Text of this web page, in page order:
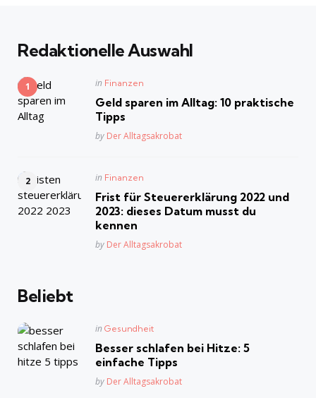
Redaktionelle Auswahl
Posted
in Finanzen
Geld sparen im Alltag: 10 praktische
Tipps
Posted
by Der Alltagsakrobat
Posted
in Finanzen
Frist für Steuererklärung 2022 und
2023: dieses Datum musst du
kennen
Posted
by Der Alltagsakrobat
Beliebt
Posted
in Gesundheit
Besser schlafen bei Hitze: 5
einfache Tipps
Posted
by Der Alltagsakrobat